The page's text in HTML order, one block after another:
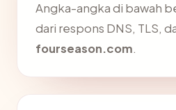
Angka-angka di bawah
dari respons DNS, TLS,
fourseason.com.